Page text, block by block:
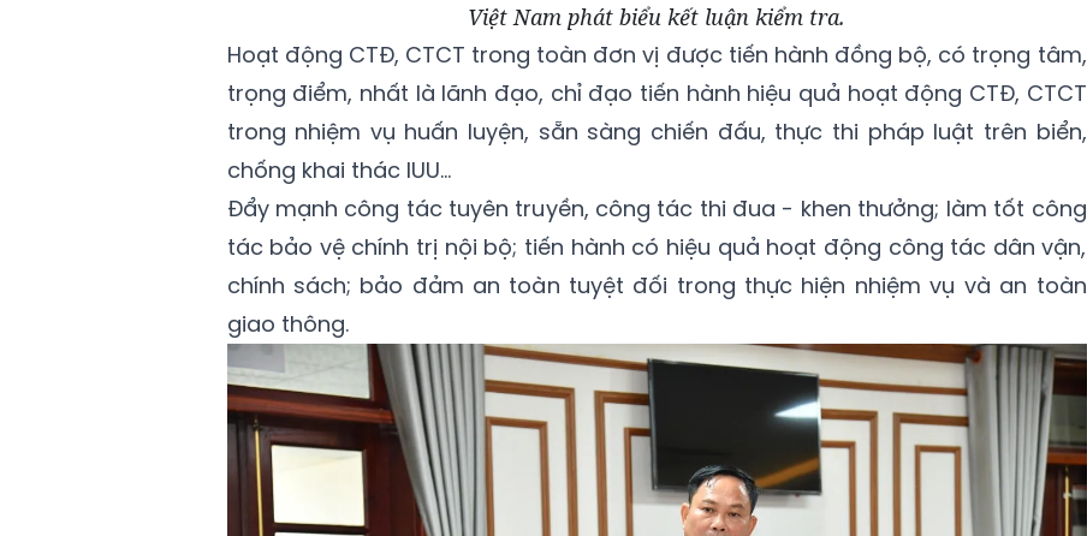
Việt Nam phát biểu kết luận kiểm tra.
Hoạt động CTĐ, CTCT trong toàn đơn vị được tiến hành đồng bộ, có trọng tâm,
trọng điểm, nhất là lãnh đạo, chỉ đạo tiến hành hiệu quả hoạt động CTĐ, CTCT
trong nhiệm vụ huấn luyện, sẵn sàng chiến đấu, thực thi pháp luật trên biển,
chống khai thác IUU...
Đẩy mạnh công tác tuyên truyền, công tác thi đua - khen thưởng; làm tốt công
tác bảo vệ chính trị nội bộ; tiến hành có hiệu quả hoạt động công tác dân vận,
chính sách; bảo đảm an toàn tuyệt đối trong thực hiện nhiệm vụ và an toàn
giao thông.